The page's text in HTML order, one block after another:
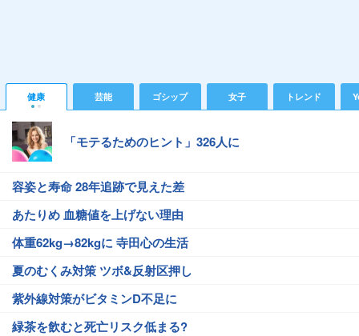
健康 芸能 ゴシップ 女子 トレンド
「モテるためのヒント」326人に
容姿と寿命 28年追跡で見えた差
あたりめ 血糖値を上げない理由
体重62kg→82kgに 寺田心の生活
夏のむくみ対策 ツボ&反射区押し
紫外線対策がビタミンD不足に
緑茶を飲むと死亡リスク低まる?